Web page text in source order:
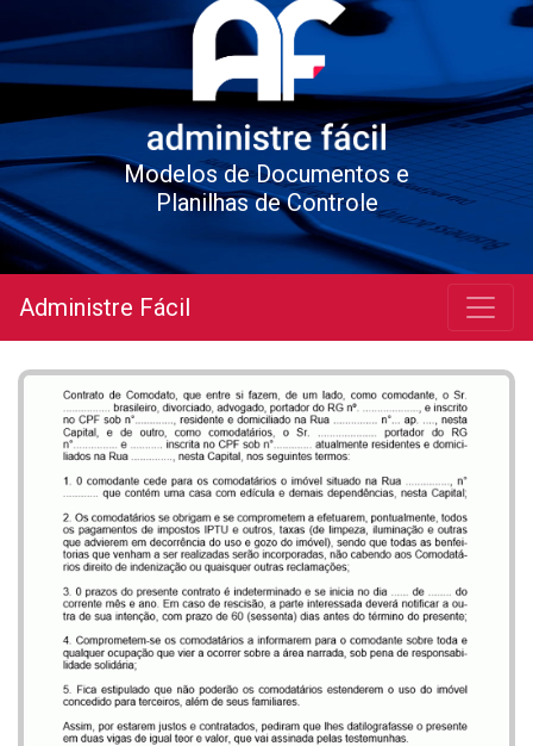
Modelos de Documentos e
Planilhas de Controle
Administre Fácil